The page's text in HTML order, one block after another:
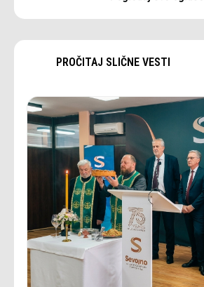
PROČITAJ SLIČNE VESTI